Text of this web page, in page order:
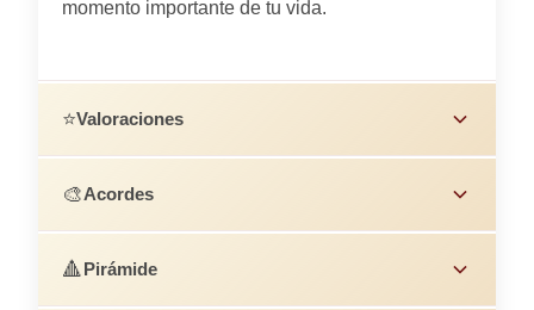
momento importante de tu vida.
⭐Valoraciones
🎨Acordes
🔺Pirámide